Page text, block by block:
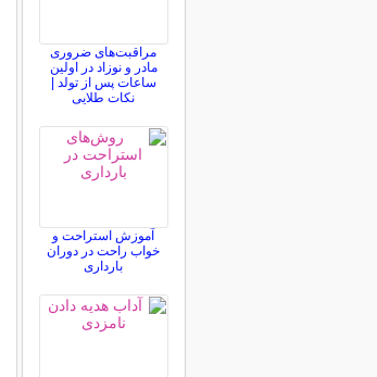
مراقبت‌های ضروری
مادر و نوزاد در اولین
ساعات پس از تولد |
نکات طلایی
آموزش استراحت و
خواب راحت در دوران
بارداری